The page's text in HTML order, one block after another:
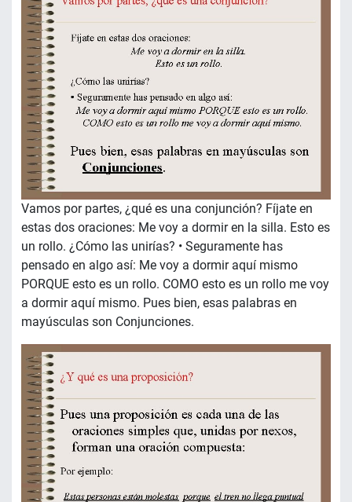
Vamos por partes, ¿qué es una conjunción? Fíjate en
estas dos oraciones: Me voy a dormir en la silla. Esto es
un rollo. ¿Cómo las unirías? • Seguramente has
pensado en algo así: Me voy a dormir aquí mismo
PORQUE esto es un rollo. COMO esto es un rollo me voy
a dormir aquí mismo. Pues bien, esas palabras en
mayúsculas son Conjunciones.